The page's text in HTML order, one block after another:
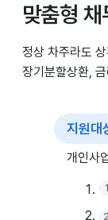
맞춤형
정상 차주라도
장기분할상환,
지원대
개인사